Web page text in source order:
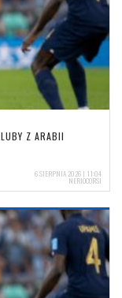
Z ARABII
6 SIERPNIA 2026 | 11:04
NERIOCORSI